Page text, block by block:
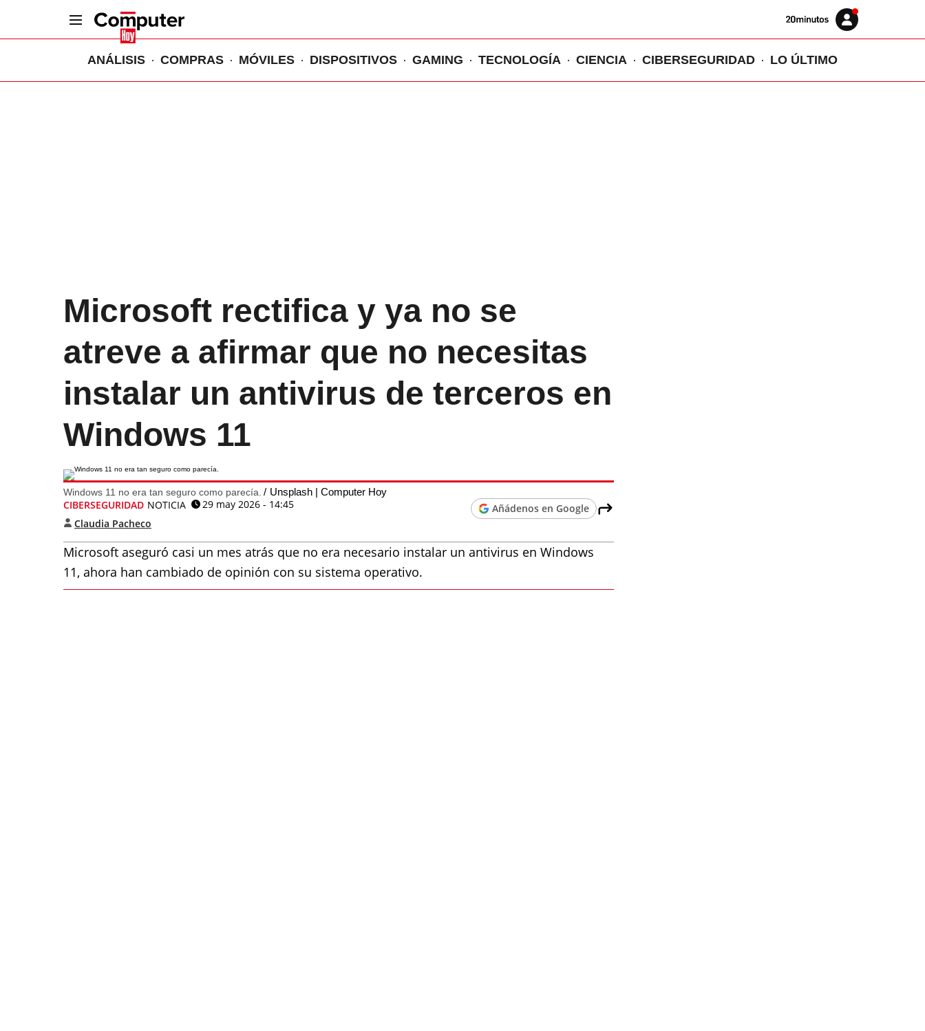
Volver
Iniciar
sesión
ANÁLISIS COMPRAS MÓVILES DISPOSITIVOS GAMING TECNOLOGÍA CIENCIA CIBERSEGURIDAD LO ÚLTIMO
Microsoft rectifica y ya no se
atreve a afirmar que no necesitas
instalar un antivirus de terceros en
Windows 11
Windows 11 no era tan seguro como parecía. Unsplash | Computer Hoy
CIBERSEGURIDAD NOTICIA
29 may 2026 - 14:45
Claudia Pacheco
Añádenos en Google
Microsoft aseguró casi un mes atrás que no era necesario instalar un antivirus en Windows
11, ahora han cambiado de opinión con su sistema operativo.